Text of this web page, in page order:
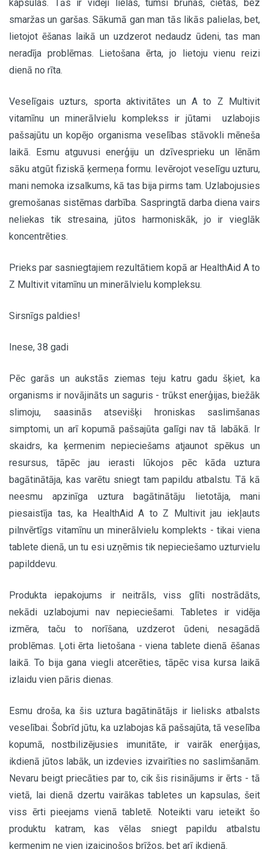
kapsulas. Tās ir vidēji lielas, tumši brūnas, cietas, bez
smaržas un garšas. Sākumā gan man tās likās palielas, bet,
lietojot ēšanas laikā un uzdzerot nedaudz ūdeni, tas man
neradīja problēmas. Lietošana ērta, jo lietoju vienu reizi
dienā no rīta.
Veselīgais uzturs, sporta aktivitātes un A to Z Multivit
vitamīnu un minerālvielu komplekss ir jūtami uzlabojis
pašsajūtu un kopējo organisma veselības stāvokli mēneša
laikā. Esmu atguvusi enerģiju un dzīvesprieku un lēnām
sāku atgūt fiziskā ķermeņa formu. Ievērojot veselīgu uzturu,
mani nemoka izsalkums, kā tas bija pirms tam. Uzlabojusies
gremošanas sistēmas darbība. Saspringtā darba diena vairs
neliekas tik stresaina, jūtos harmoniskāk, jo ir vieglāk
koncentrēties.
Prieks par sasniegtajiem rezultātiem kopā ar HealthAid A to
Z Multivit vitamīnu un minerālvielu kompleksu.
Sirsnīgs paldies!
Inese, 38 gadi
Pēc garās un aukstās ziemas teju katru gadu šķiet, ka
organisms ir novājināts un saguris - trūkst enerģijas, biežāk
slimoju, saasinās atsevišķi hroniskas saslimšanas
simptomi, un arī kopumā pašsajūta galīgi nav tā labākā. Ir
skaidrs, ka ķermenim nepieciešams atjaunot spēkus un
resursus, tāpēc jau ierasti lūkojos pēc kāda uztura
bagātinātāja, kas varētu sniegt tam papildu atbalstu. Tā kā
neesmu apzinīga uztura bagātinātāju lietotāja, mani
piesaistīja tas, ka HealthAid A to Z Multivit jau iekļauts
pilnvērtīgs vitamīnu un minerālvielu komplekts - tikai viena
tablete dienā, un tu esi uzņēmis tik nepieciešamo uzturvielu
papilddevu.
Produkta iepakojums ir neitrāls, viss glīti nostrādāts,
nekādi uzlabojumi nav nepieciešami. Tabletes ir vidēja
izmēra, taču to norīšana, uzdzerot ūdeni, nesagādā
problēmas. Ļoti ērta lietošana - viena tablete dienā ēšanas
laikā. To bija gana viegli atcerēties, tāpēc visa kursa laikā
izlaidu vien pāris dienas.
Esmu droša, ka šis uztura bagātinātājs ir lielisks atbalsts
veselībai. Šobrīd jūtu, ka uzlabojas kā pašsajūta, tā veselība
kopumā, nostbilizējusies imunitāte, ir vairāk enerģijas,
ikdienā jūtos labāk, un izdevies izvairīties no saslimšanām.
Nevaru beigt priecāties par to, cik šis risinājums ir ērts - tā
vietā, lai dienā dzertu vairākas tabletes un kapsulas, šeit
viss ērti pieejams vienā tabletē. Noteikti varu ieteikt šo
produktu katram, kas vēlas sniegt papildu atbalstu
ķermenim ne vien izaicinošos brīžos, bet arī ikdienā.